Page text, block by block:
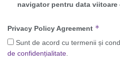
navigator pentru data viitoare
Privacy Policy Agreement *
Sunt de acord cu termenii și
de confidențialitate.